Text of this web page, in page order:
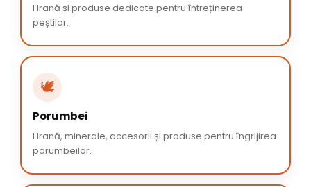
Hrană și produse dedicate pentru întreținerea
peștilor.
🕊️
Porumbei
Hrană, minerale, accesorii și produse pentru îngrijirea
porumbeilor.